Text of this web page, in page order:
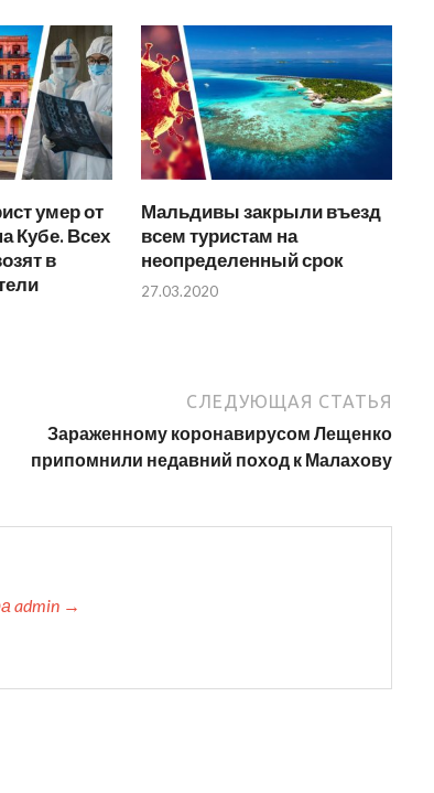
умер от
Кубе. Всех
в
Мальдивы закрыли въезд
всем туристам на
неопределенный срок
27.03.2020
СЛЕДУЮЩАЯ СТАТЬЯ
Зараженному коронавирусом Лещенко
припомнили недавний поход к Малахову
admin →